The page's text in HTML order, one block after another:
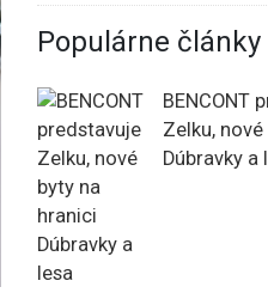
Populárne články
BENCONT
Zelku,
Dúbravky a